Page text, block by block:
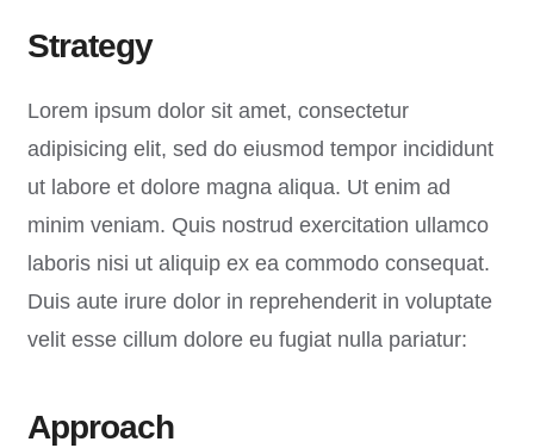
Strategy
Lorem ipsum dolor sit amet, consectetur
adipisicing elit, sed do eiusmod tempor incididunt
ut labore et dolore magna aliqua. Ut enim ad
minim veniam. Quis nostrud exercitation ullamco
laboris nisi ut aliquip ex ea commodo consequat.
Duis aute irure dolor in reprehenderit in voluptate
velit esse cillum dolore eu fugiat nulla pariatur:
Approach